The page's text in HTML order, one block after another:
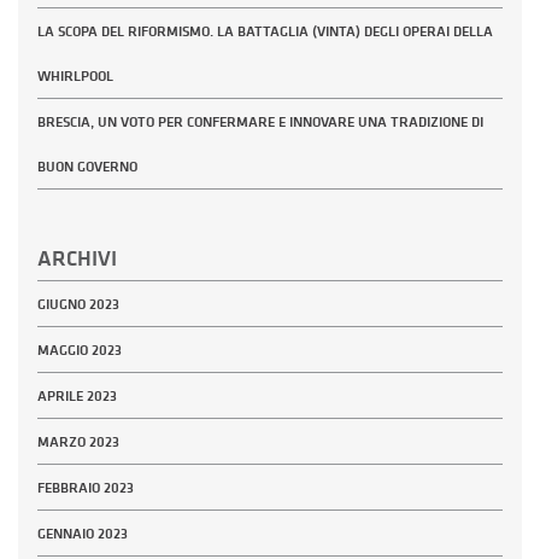
LA SCOPA DEL RIFORMISMO. LA BATTAGLIA (VINTA) DEGLI OPERAI DELLA
WHIRLPOOL
BRESCIA, UN VOTO PER CONFERMARE E INNOVARE UNA TRADIZIONE DI
BUON GOVERNO
ARCHIVI
GIUGNO 2023
MAGGIO 2023
APRILE 2023
MARZO 2023
FEBBRAIO 2023
GENNAIO 2023